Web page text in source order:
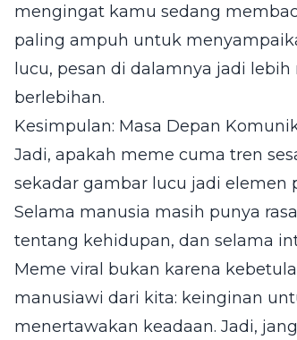
mengingat kamu sedang
paling ampuh untuk
lucu, pesan di dalamnya jadi
berlebihan.
Kesimpulan: Masa Depan
Jadi, apakah meme cuma tren
sekadar gambar lucu jadi
Selama manusia masih punya
tentang kehidupan, dan selama
Meme viral bukan karena
manusiawi dari kita: keinginan
menertawakan keadaan. Jadi,